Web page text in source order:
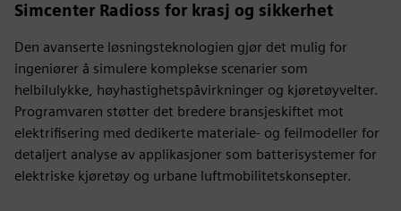
Simcenter Radioss for krasj og sikkerhet
Den avanserte løsningsteknologien gjør det mulig for
ingeniører å simulere komplekse scenarier som
helbilulykke, høyhastighetspåvirkninger og kjøretøyvelter.
Programvaren støtter det bredere bransjeskiftet mot
elektrifisering med dedikerte materiale- og feilmodeller for
detaljert analyse av applikasjoner som batterisystemer for
elektriske kjøretøy og urbane luftmobilitetskonsepter.